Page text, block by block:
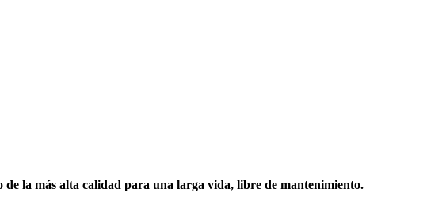
la más alta calidad para una larga vida, libre de mantenimiento.